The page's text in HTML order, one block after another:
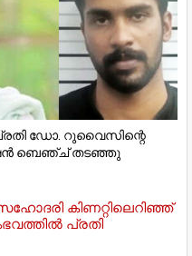
ഡോ. റുവൈസിന്റെ
ബെഞ്ച് തടഞ്ഞു